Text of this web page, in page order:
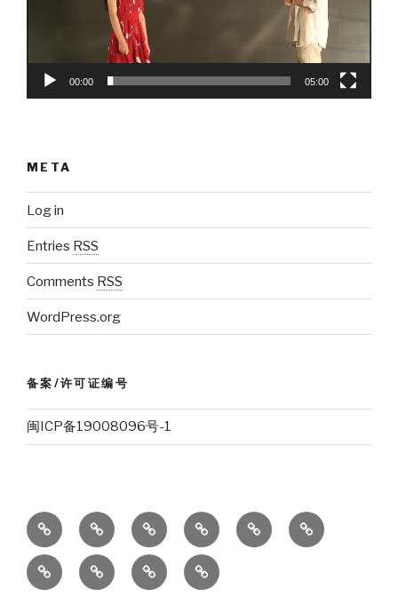
00:00 05:00
META
Log in
Entries RSS
Comments RSS
WordPress.org
备案/许可证编号
闽ICP备19008096号-1
校
友
会
微
博
人
民
网
微
信
美
因
亚
琛
研
究
电
渗
弗
莱
电
渗